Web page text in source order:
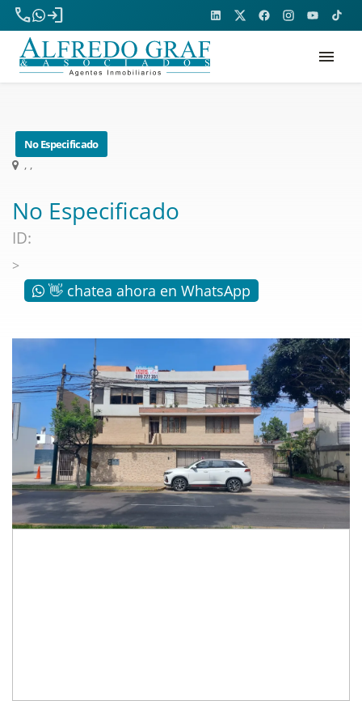
phone
login
menu
No Especificado
, ,
No Especificado
ID:
>
👋 chatea ahora en WhatsApp